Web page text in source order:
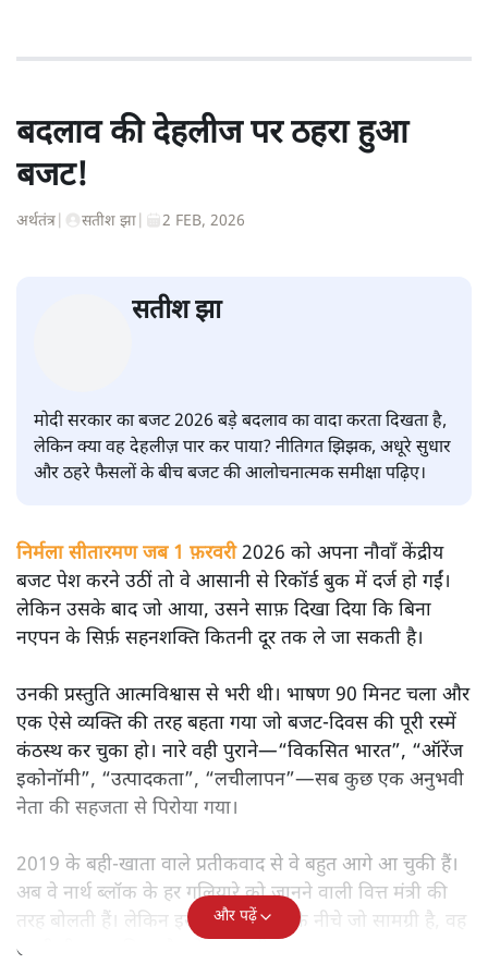
बदलाव की देहलीज पर ठहरा हुआ
बजट!
अर्थतंत्र सतीश झा 2 FEB, 2026
सतीश झा
मोदी सरकार का बजट 2026 बड़े बदलाव का वादा करता दिखता है,
और ठहरे फैसलों के बीच बजट की आलोचनात्मक समीक्षा पढ़िए।
बजट पेश करने उठीं तो वे आसानी से रिकॉर्ड बुक में दर्ज हो गईं।
लेकिन उसके बाद जो आया, उसने साफ़ दिखा दिया कि बिना
नएपन के सिर्फ़ सहनशक्ति कितनी दूर तक ले जा सकती है।